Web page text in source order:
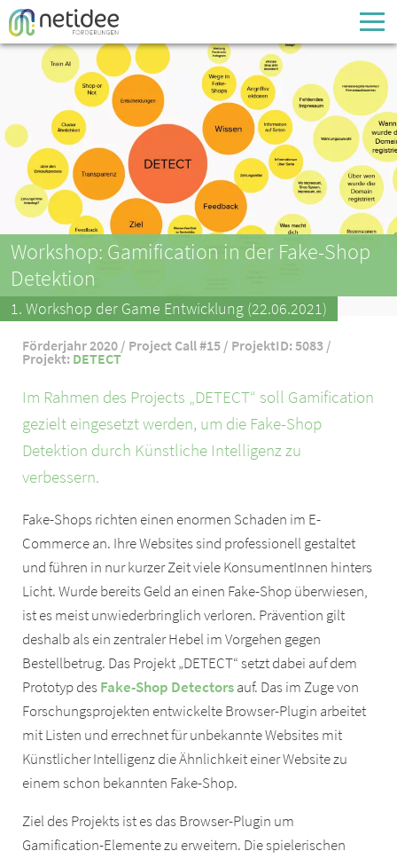
Enter your username or email address
Passwort
Passwort vergessen
Workshop: Gamification in der Fake-Shop
Detektion
1. Workshop der Game Entwicklung (22.06.2021)
Förderjahr 2020 / Project Call #15 / ProjektID: 5083 /
Projekt: DETECT
Im Rahmen des Projects „DETECT“ soll Gamification
gezielt eingesetzt werden, um die Fake-Shop
Detektion durch Künstliche Intelligenz zu
verbessern.
Fake-Shops richten einen enormen Schaden im E-
Commerce an. Ihre Websites sind professionell gestaltet
und führen in nur kurzer Zeit viele KonsumentInnen hinters
Licht. Wurde bereits Geld an einen Fake-Shop überwiesen,
ist es meist unwiederbringlich verloren. Prävention gilt
deshalb als ein zentraler Hebel im Vorgehen gegen
Bestellbetrug. Das Projekt „DETECT“ setzt dabei auf dem
Prototyp desFake-Shop Detectorsauf. Das im Zuge von
Forschungsprojekten entwickelte Browser-Plugin arbeitet
mit Listen und errechnet für unbekannte Websites mit
Künstlicher Intelligenz die Ähnlichkeit einer Website zu
einem schon bekannten Fake-Shop.
Ziel des Projekts ist es das Browser-Plugin um
Gamification-Elemente zu erweitern. Die spielerischen